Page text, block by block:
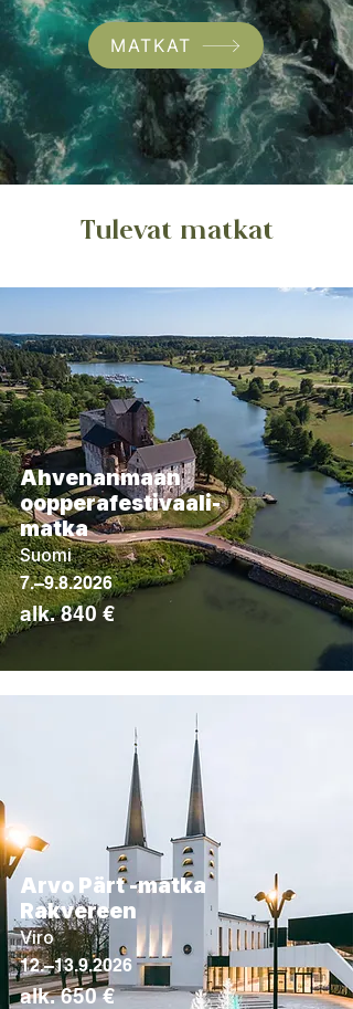
MATKAT
Tulevat matkat
Ahvenanmaan
oopperafestivaali-
matka
Suomi
7.–9.8.2026
alk. 840 €
Arvo Pärt -matka
Rakvereen
Viro
12.–13.9.2026
alk. 650 €